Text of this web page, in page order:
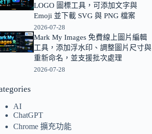
LOGO 圖標工具，可添加文字與
Emoji 並下載 SVG 與 PNG 檔案
2026-07-28
Mark My Images 免費線上圖片編輯
工具，添加浮水印、調整圖片尺寸與
重新命名，並支援批次處理
2026-07-28
AI
ChatGPT
Chrome 擴充功能